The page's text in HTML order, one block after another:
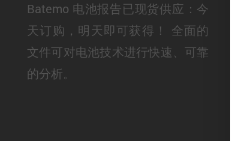
Batemo 电池报告已现货供应：今
天订购，明天即可获得！ 全面的
文件可对电池技术进行快速、可靠
的分析。